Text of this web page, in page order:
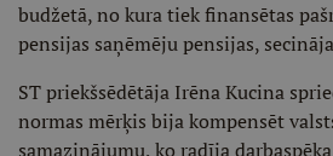
budžetā, no kura tiek finansētas
pensijas saņēmēju pensijas,
ST priekšsēdētāja Irēna Kucina
normas mērķis bija kompensēt
samazinājumu, ko radīja